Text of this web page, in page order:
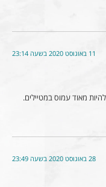
11 באוגוסט 2020 בשעה 23:14
28 באוגוסט 2020 בשעה 23:49